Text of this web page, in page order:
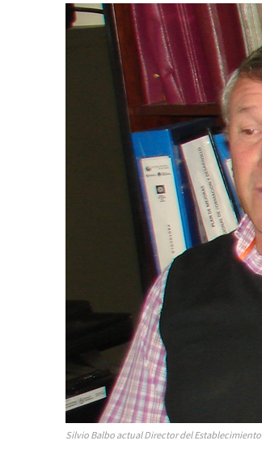
Silvio Balbo actual Director del Establecimiento